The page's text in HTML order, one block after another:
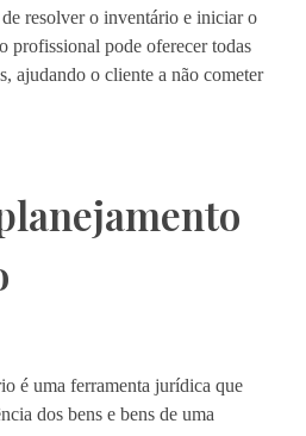
resolver o inventário e iniciar o
profissional pode oferecer todas
ajudando o cliente a não cometer
é uma ferramenta jurídica que
dos bens e bens de uma